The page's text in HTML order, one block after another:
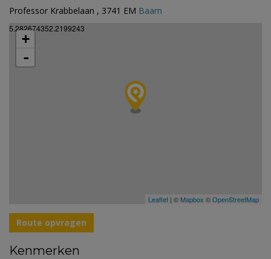
Professor Krabbelaan , 3741 EM Baarn
5.282674352.2199243
+
-
Leaflet | © Mapbox ©OpenStreetMap
Route opvragen
Kenmerken